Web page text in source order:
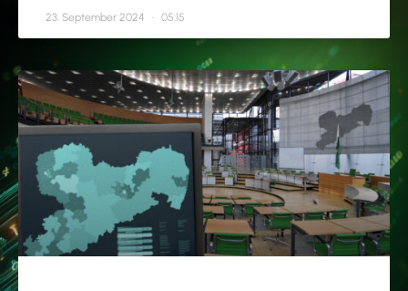
23. September 2024 05:15